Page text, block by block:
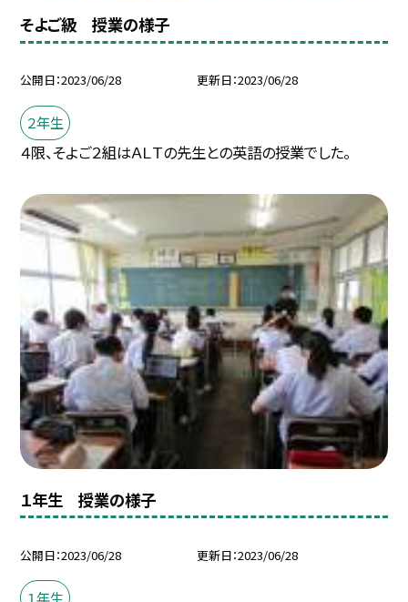
そよご級 授業の様子
公開日 2023/06/28 更新日 2023/06/28
２年生
４限、そよご２組はＡＬＴの先生との英語の授業でした。
１年生 授業の様子
公開日 2023/06/28 更新日 2023/06/28
１年生